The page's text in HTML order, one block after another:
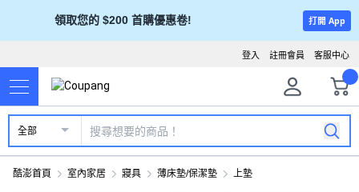
領取您的 $200 首購優惠卷! 打開 App
客服中心
註冊會員
登入
全部
酷澎首頁 室內家居 寢具 薄床墊/保潔墊 上墊